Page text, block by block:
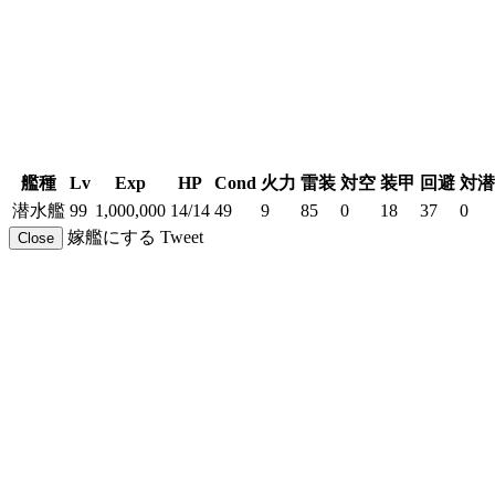
艦種 Lv Exp HP Cond 火力 雷装 対空 装甲 回避 対潜
潜水艦 99 1,000,000 14/14 49 9 85 0 18 37 0
Close 嫁艦にする Tweet